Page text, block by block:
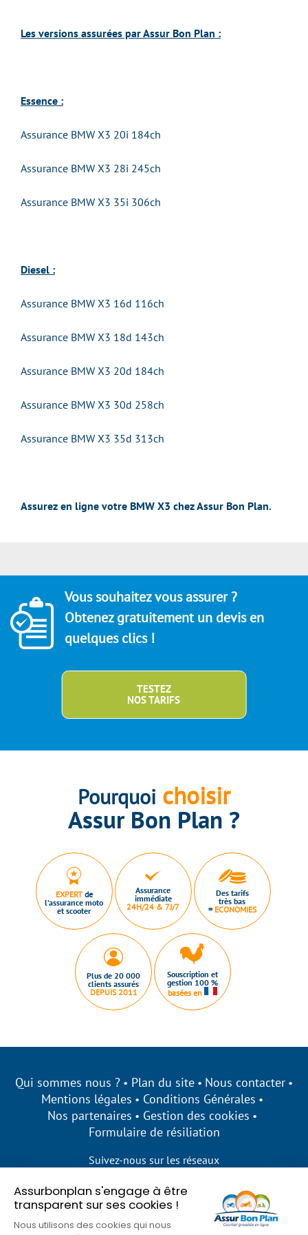
Assurbonplan s'engage à être
transparent sur ses cookies !
Nous utilisons des cookies qui nous
Les versions assurées par Assur Bon Plan :
Essence :
Assurance BMW X3 20i 184ch
Assurance BMW X3 28i 245ch
Assurance BMW X3 35i 306ch
Diesel :
Assurance BMW X3 16d 116ch
Assurance BMW X3 18d 143ch
Assurance BMW X3 20d 184ch
Assurance BMW X3 30d 258ch
Assurance BMW X3 35d 313ch
Assurez en ligne votre BMW X3 chez Assur Bon Plan.
Vous souhaitez vous assurer ?
Obtenez gratuitement un devis en
quelques clics !
TESTEZ
NOS TARIFS
Pourquoi choisir
Assur Bon Plan ?
EXPERTde
l’assurance moto
et scooter
Assurance
immédiate
24H/24 & 7J/7
Des tarifs
très bas
= ECONOMIES
Plus de 20 000
clients assurés
DEPUIS 2011
Souscription et
gestion 100 %
basées en
Qui sommes nous ? Plan du site
Nous contacter
Mentions légales
Conditions Générales
Nos partenaires
Gestion des cookies
Formulaire de résiliation
Suivez-nous sur les réseaux